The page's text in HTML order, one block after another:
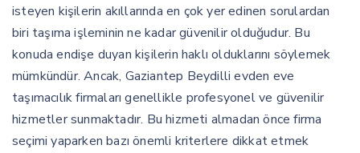
isteyen kişilerin akıllarında en çok yer edinen sorulardan
biri taşıma işleminin ne kadar güvenilir olduğudur. Bu
konuda endişe duyan kişilerin haklı olduklarını söylemek
mümkündür. Ancak, Gaziantep Beydilli evden eve
taşımacılık firmaları genellikle profesyonel ve güvenilir
hizmetler sunmaktadır. Bu hizmeti almadan önce firma
seçimi yaparken bazı önemli kriterlere dikkat etmek